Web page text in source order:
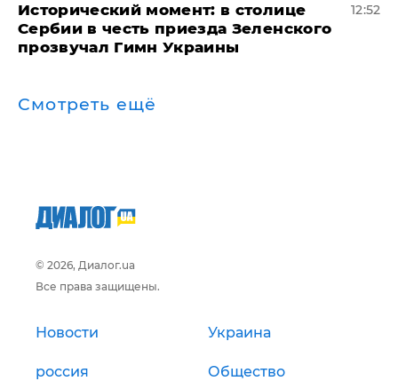
Исторический момент: в столице
Сербии в честь приезда Зеленского
прозвучал Гимн Украины
12:52
Смотреть ещё
© 2026, Диалог.ua
Все права защищены.
Новости Украина
россия Общество